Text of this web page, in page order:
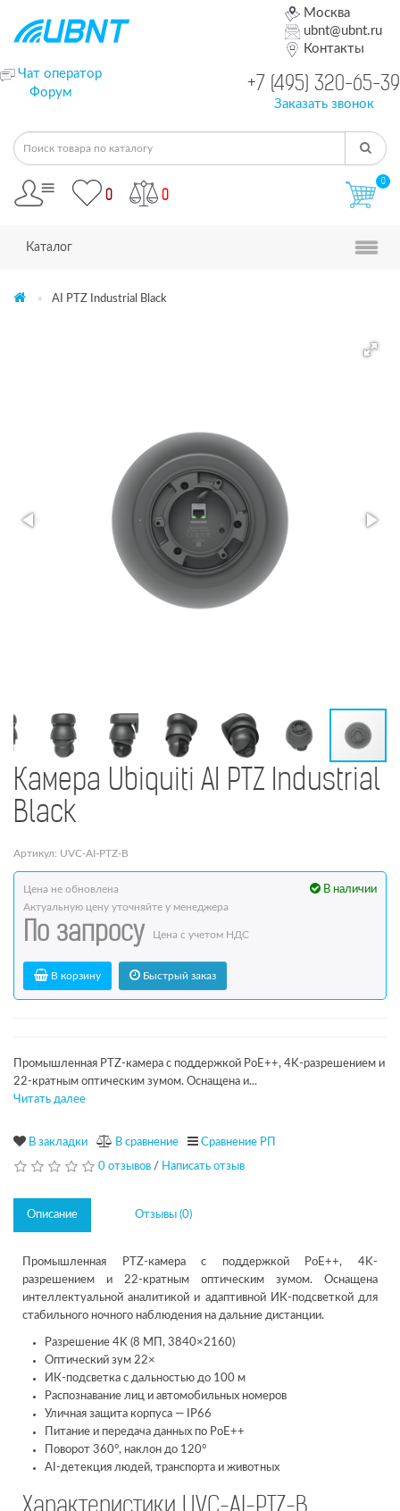
Москва
ubnt@ubnt.ru
Контакты
Чат оператор
Форум
+7 (495) 320-65-39
Заказать звонок
0 0
0
Каталог
AI PTZ Industrial Black
Камера Ubiquiti AI PTZ Industrial
Black
Артикул: UVC-AI-PTZ-B
В наличии
Цена не обновлена
Актуальную цену уточняйте у менеджера
По запросу Цена с учетом НДС
В корзину Быстрый заказ
Промышленная PTZ-камера с поддержкой PoE++, 4K-разрешением и
22-кратным оптическим зумом. Оснащена и...
Читать далее
В закладки В сравнение Сравнение РП
0 отзывов / Написать отзыв
Описание Отзывы (0)
Промышленная PTZ-камера с поддержкой PoE++, 4K-
разрешением и 22-кратным оптическим зумом. Оснащена
интеллектуальной аналитикой и адаптивной ИК-подсветкой для
стабильного ночного наблюдения на дальние дистанции.
Разрешение 4K (8 МП, 3840×2160)
Оптический зум 22×
ИК-подсветка с дальностью до 100 м
Распознавание лиц и автомобильных номеров
Уличная защита корпуса — IP66
Питание и передача данных по PoE++
Поворот 360°, наклон до 120°
AI-детекция людей, транспорта и животных